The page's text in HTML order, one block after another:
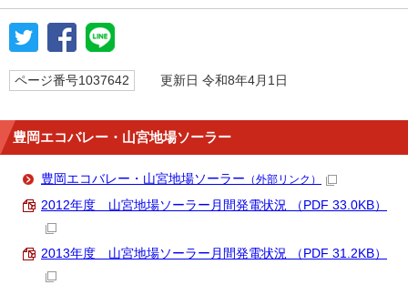
ページ番号1037642 更新日 令和8年4月1日
豊岡エコバレー・山宮地場ソーラー
豊岡エコバレー・山宮地場ソーラー （外部リンク）
2012年度 山宮地場ソーラー月間発電状況 （PDF 33.0KB）
2013年度 山宮地場ソーラー月間発電状況 （PDF 31.2KB）